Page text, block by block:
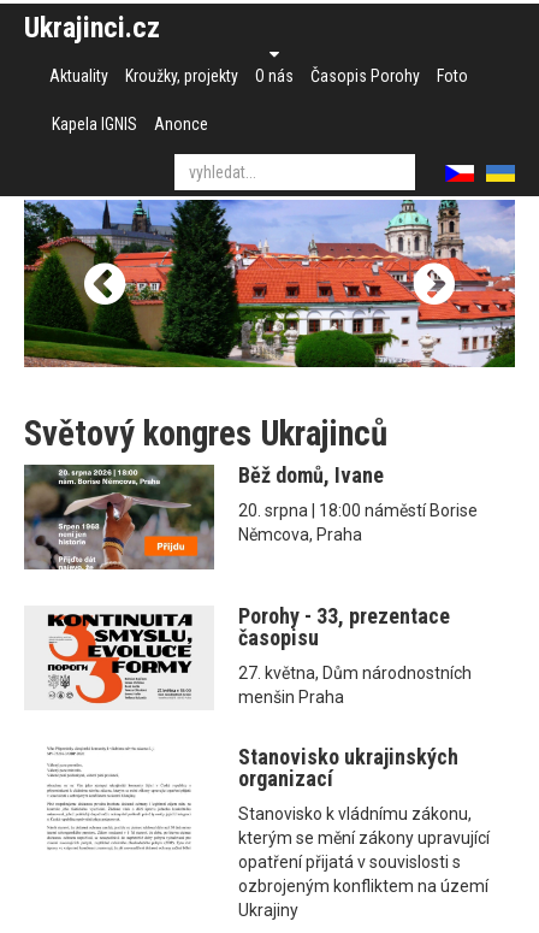
Ukrajinci.cz
Aktuality Kroužky, projekty O nás Časopis Porohy Foto
Kapela IGNIS Anonce
Světový kongres Ukrajinců
Běž domů, Ivane
20. srpna | 18:00 náměstí Borise
Němcova, Praha
Porohy - 33, prezentace
časopisu
27. května, Dům národnostních
menšin Praha
Stanovisko ukrajinských
organizací
Stanovisko k vládnímu zákonu,
kterým se mění zákony upravující
opatření přijatá v souvislosti s
ozbrojeným konfliktem na území
Ukrajiny